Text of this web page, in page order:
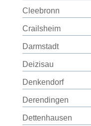
Cleebronn
Crailsheim
Darmstadt
Deizisau
Denkendorf
Derendingen
Dettenhausen